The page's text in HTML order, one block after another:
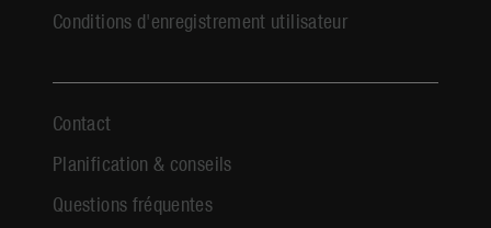
Conditions d'enregistrement utilisateur
Contact
Planification & conseils
Questions fréquentes